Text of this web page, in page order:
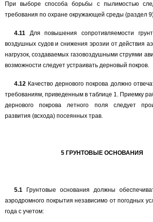
При выборе способа борьбы с пылимостью
требования по охране окружающей среды (раздел
4.11
Для повышения сопротивляемости
воздушных судов и снижения эрозии от действия
нагрузок, создаваемых газовоздушными струями
возможности следует устраивать дерновый покров.
4.12 Качество дернового покрова должно
требованиям, приведенным в таблице 1. Приемку
дернового покрова летного поля следует
развития (всхода) посеянных трав.
5ГРУНТОВЫЕ ОСНОВАНИЯ
5.1
Грунтовые основания должны
аэродромного покрытия независимо от погодных
года с учетом: